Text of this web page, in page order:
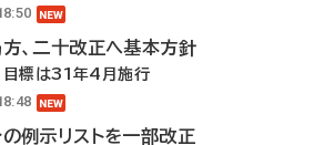
、二十改正へ基本方針
目標は31年4月施行
例示リストを一部改正